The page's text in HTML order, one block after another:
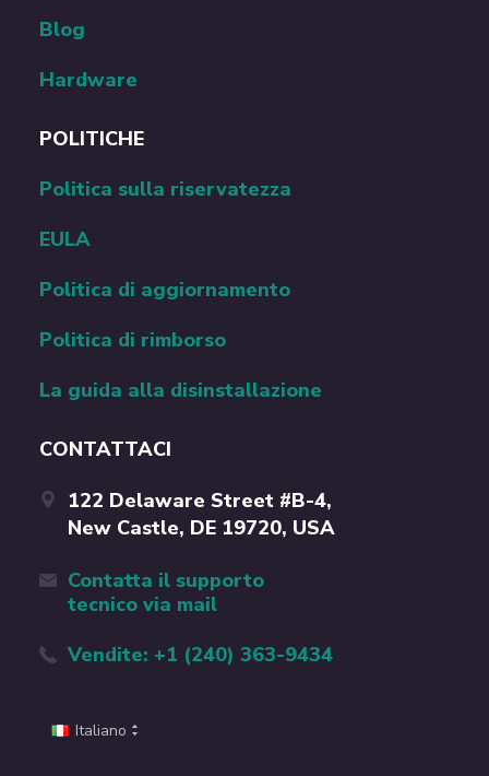
Blog
Hardware
POLITICHE
Politica sulla riservatezza
EULA
Politica di aggiornamento
Politica di rimborso
La guida alla disinstallazione
CONTATTACI
122 Delaware Street #B-4,
New Castle, DE 19720, USA
Contatta il supporto
tecnico via mail
Vendite: +1 (240) 363-9434
Italiano